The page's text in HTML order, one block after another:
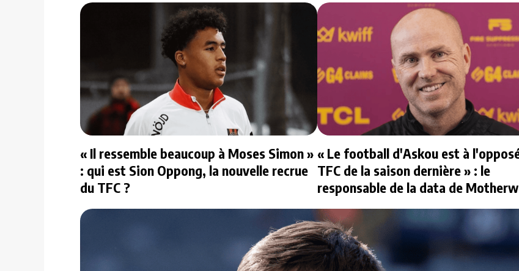
« Il ressemble beaucoup à Moses Simon »
: qui est Sion Oppong, la nouvelle recrue
du TFC ?
« Le football d'Askou est à
TFC de la saison dernière » : le
responsable de la data de
répond à nos questions